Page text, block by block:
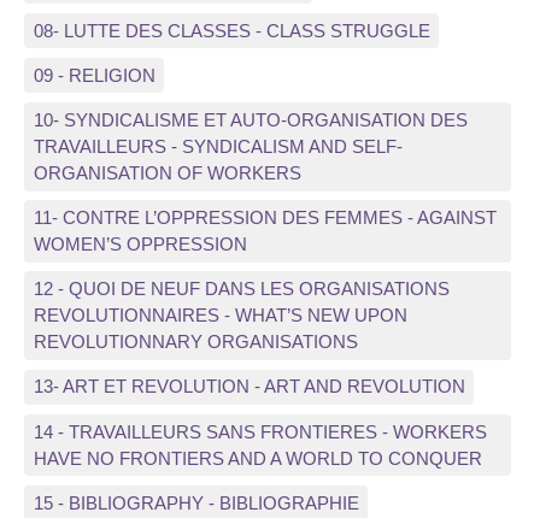
08- LUTTE DES CLASSES - CLASS STRUGGLE
09 - RELIGION
10- SYNDICALISME ET AUTO-ORGANISATION DES
TRAVAILLEURS - SYNDICALISM AND SELF-
ORGANISATION OF WORKERS
11- CONTRE L’OPPRESSION DES FEMMES - AGAINST
WOMEN’S OPPRESSION
12 - QUOI DE NEUF DANS LES ORGANISATIONS
REVOLUTIONNAIRES - WHAT’S NEW UPON
REVOLUTIONNARY ORGANISATIONS
13- ART ET REVOLUTION - ART AND REVOLUTION
14 - TRAVAILLEURS SANS FRONTIERES - WORKERS
HAVE NO FRONTIERS AND A WORLD TO CONQUER
15 - BIBLIOGRAPHY - BIBLIOGRAPHIE